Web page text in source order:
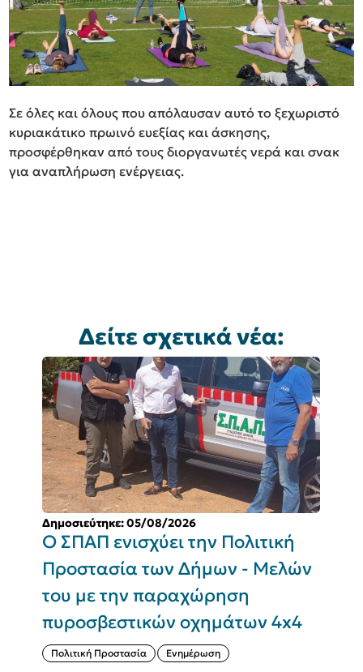
Σε όλες και όλους που απόλαυσαν αυτό το ξεχωριστό
κυριακάτικο πρωινό ευεξίας και άσκησης,
προσφέρθηκαν από τους διοργανωτές νερά και σνακ
για αναπλήρωση ενέργειας.
Δείτε σχετικά νέα:
Δημοσιεύτηκε: 05/08/2026
Ο ΣΠΑΠ ενισχύει την Πολιτική
Προστασία των Δήμων - Μελών
του με την παραχώρηση
πυροσβεστικών οχημάτων 4x4
Πολιτική Προστασία Ενημέρωση